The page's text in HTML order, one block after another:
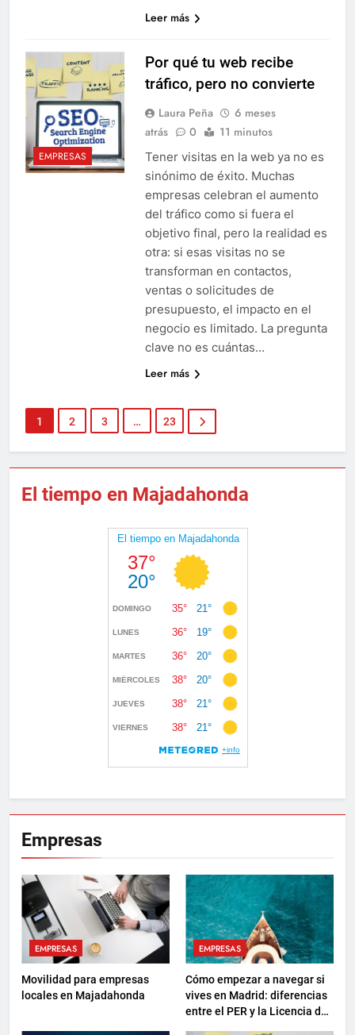
Leer más
EMPRESAS
Por qué tu web recibe
tráfico, pero no convierte
Laura Peña
6 meses
atrás
0 11 minutos
Tener visitas en la web ya no es
sinónimo de éxito. Muchas
empresas celebran el aumento
del tráfico como si fuera el
objetivo final, pero la realidad es
otra: si esas visitas no se
transforman en contactos,
ventas o solicitudes de
presupuesto, el impacto en el
negocio es limitado. La pregunta
clave no es cuántas…
Leer más
1 2 3 … 23
El tiempo en Majadahonda
Empresas
EMPRESAS
Movilidad para empresas
locales en Majadahonda
EMPRESAS
Cómo empezar a navegar si
vives en Madrid: diferencias
entre el PER y la Licencia de